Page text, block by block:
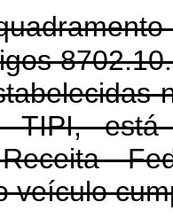
está
veículo